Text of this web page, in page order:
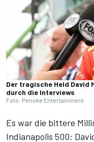
Der tragische Held David
durch die Interviews
Foto: Penske Entertainment
Es war die bittere
Indianapolis 500: